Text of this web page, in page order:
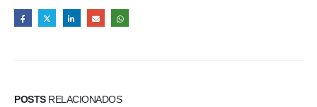
POSTSRELACIONADOS